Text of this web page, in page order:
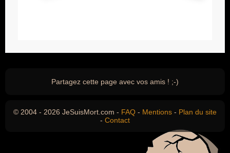
Partagez cette page avec vos amis ! ;-)
© 2004 - 2026 JeSuisMort.com - FAQ - Mentions - Plan du site
- Contact